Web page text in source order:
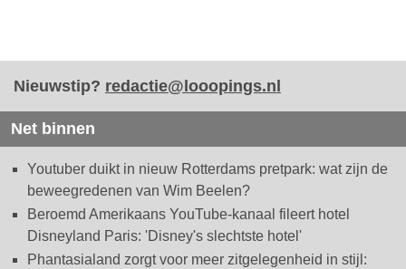
Nieuwstip? redactie@looopings.nl
Net binnen
Youtuber duikt in nieuw Rotterdams pretpark: wat zijn de
beweegredenen van Wim Beelen?
Beroemd Amerikaans YouTube-kanaal fileert hotel
Disneyland Paris: 'Disney's slechtste hotel'
Phantasialand zorgt voor meer zitgelegenheid in stijl: